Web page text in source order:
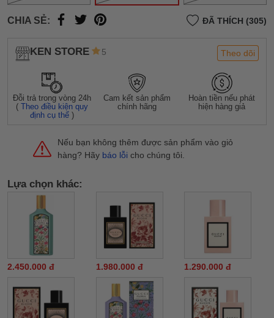
CHIA SẺ: ĐÃ THÍCH (305)
KEN STORE 5 Theo dõi
Đỗi trả trong vòng 24h
(Theo điều kiện quy
định cụ thể )
Cam kết sản phẩm
chính hãng
Hoàn tiền nếu phát
hiện hàng giả
Nếu bạn không thêm được sản phẩm vào giỏ
hàng? Hãy báo lỗi cho chúng tôi.
Lựa chọn khác:
2.450.000 đ 1.980.000 đ 1.290.000 đ